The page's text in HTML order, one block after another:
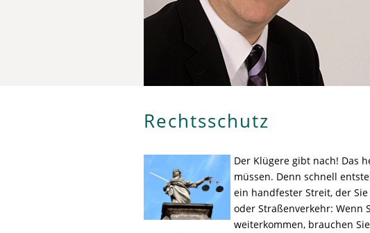
Rechtsschutz
Der Klügere gibt nach! Das
müssen. Denn schnell
ein handfester Streit, der
oder Straßenverkehr: Wenn
weiterkommen, brauchen